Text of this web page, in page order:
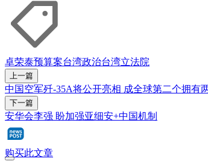
卓荣泰预算案台湾政治台湾立法院
上一篇
中国空军歼-35A将公开亮相 成全球第二个拥有
下一篇
安华会李强 盼加强亚细安+中国机制
购买此文章